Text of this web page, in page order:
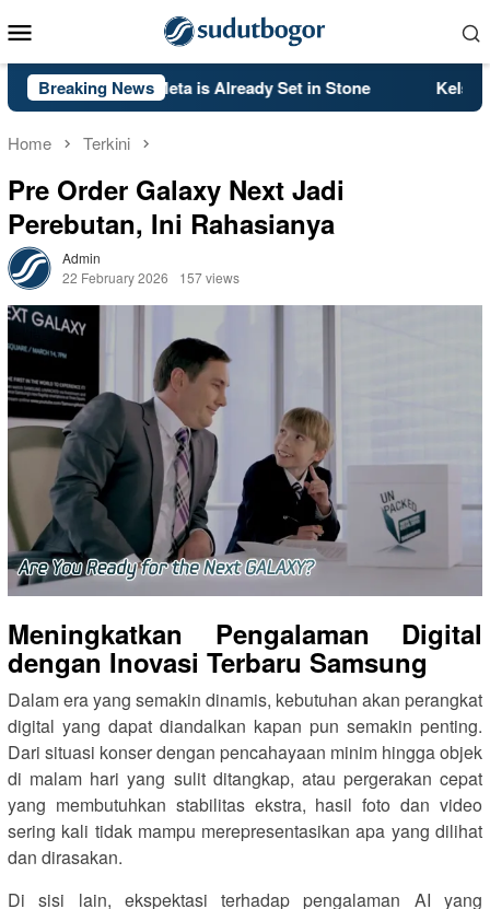
to
Menu
Breaking News
Ops 2’s PS5 Meta is Already Set in Stone Kelsey
Home Terkini
Pre Order Galaxy Next Jadi
Perebutan, Ini Rahasianya
Admin
22 February 2026
157 views
Meningkatkan Pengalaman Digital
dengan Inovasi Terbaru Samsung
Dalam era yang semakin dinamis, kebutuhan akan perangkat
digital yang dapat diandalkan kapan pun semakin penting.
Dari situasi konser dengan pencahayaan minim hingga objek
di malam hari yang sulit ditangkap, atau pergerakan cepat
yang membutuhkan stabilitas ekstra, hasil foto dan video
sering kali tidak mampu merepresentasikan apa yang dilihat
dan dirasakan.
Di sisi lain, ekspektasi terhadap pengalaman AI yang